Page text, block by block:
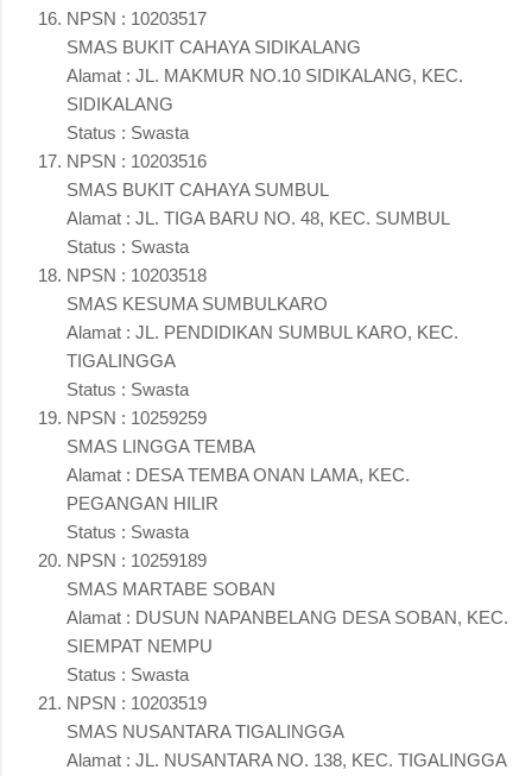
NPSN : 10203517
SMAS BUKIT CAHAYA SIDIKALANG
Alamat : JL. MAKMUR NO.10 SIDIKALANG, KEC.
SIDIKALANG
Status : Swasta
NPSN : 10203516
SMAS BUKIT CAHAYA SUMBUL
Alamat : JL. TIGA BARU NO. 48, KEC. SUMBUL
Status : Swasta
NPSN : 10203518
SMAS KESUMA SUMBULKARO
Alamat : JL. PENDIDIKAN SUMBUL KARO, KEC.
TIGALINGGA
Status : Swasta
NPSN : 10259259
SMAS LINGGA TEMBA
Alamat : DESA TEMBA ONAN LAMA, KEC.
PEGANGAN HILIR
Status : Swasta
NPSN : 10259189
SMAS MARTABE SOBAN
Alamat : DUSUN NAPANBELANG DESA SOBAN, KEC.
SIEMPAT NEMPU
Status : Swasta
NPSN : 10203519
SMAS NUSANTARA TIGALINGGA
Alamat : JL. NUSANTARA NO. 138, KEC. TIGALINGGA